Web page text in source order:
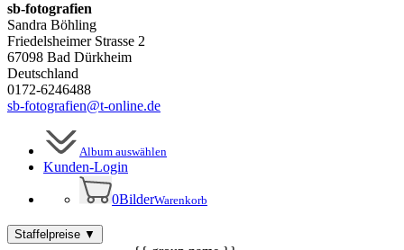
sb-fotografien
Sandra Böhling
Friedelsheimer Strasse 2
67098 Bad Dürkheim
Deutschland
0172-6246488
sb-fotografien@t-online.de
Album auswählen
Kunden-Login
0BilderWarenkorb
Staffelpreise ▼